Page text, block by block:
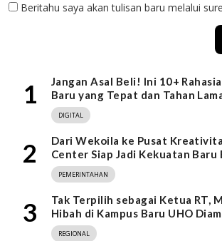
Beritahu saya akan tulisan baru melalui
1
Jangan Asal Beli! Ini 10+
Baru yang Tepat dan Tahan
DIGITAL
2
Dari Wekoila ke Pusat
Center Siap Jadi Kekuatan Baru
PEMERINTAHAN
3
Tak Terpilih sebagai Ketua RT,
Hibah di Kampus Baru UHO
REGIONAL